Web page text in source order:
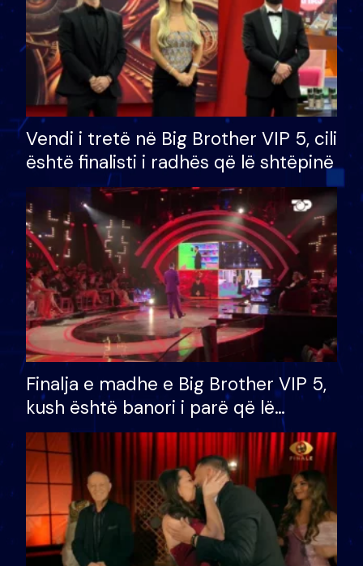
Vendi i tretë në Big Brother VIP 5, cili
është finalisti i radhës që lë shtëpinë
Finalja e madhe e Big Brother VIP 5,
kush është banori i parë që lë
shtëpinë dhe humb mundësinë për
të fituar çmimin e madh